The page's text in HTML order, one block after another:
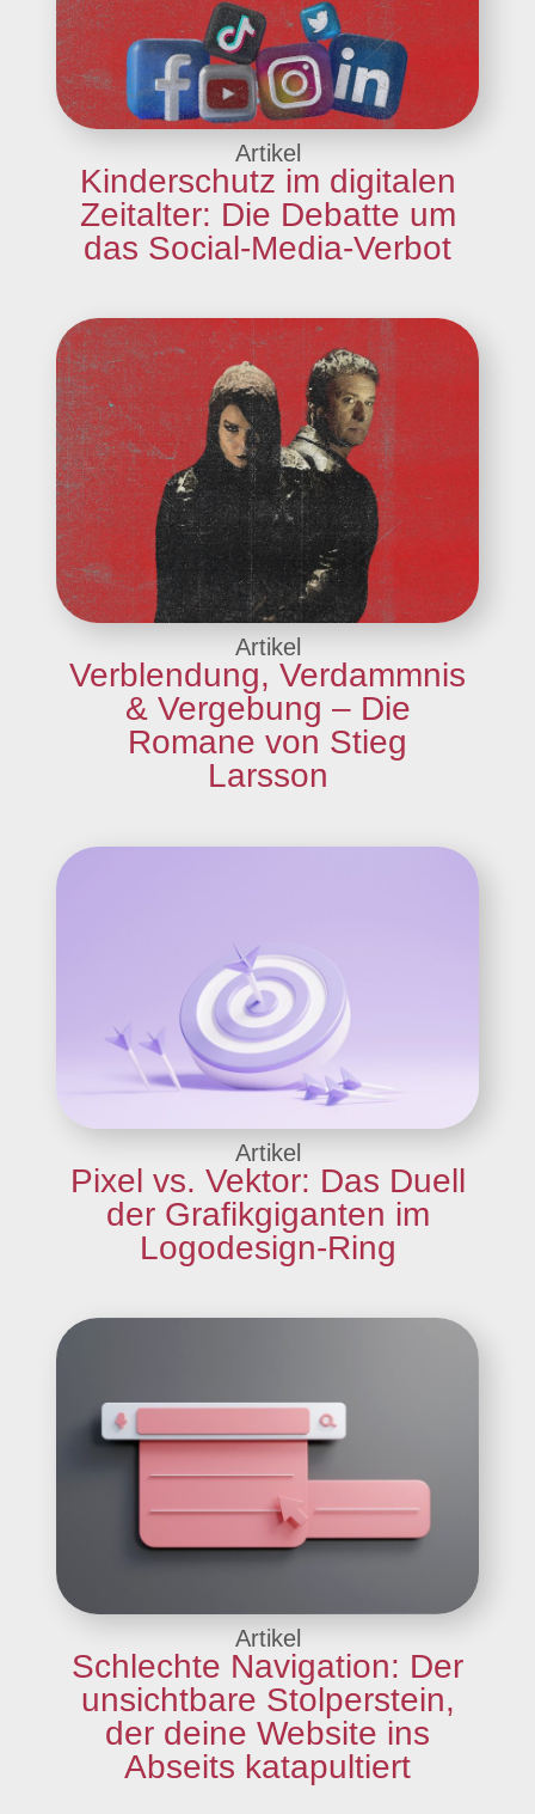
Artikel
Kinderschutz im digitalen
Zeitalter: Die Debatte um
das Social-Media-Verbot
Artikel
Verblendung, Verdammnis
& Vergebung – Die
Romane von Stieg
Larsson
Artikel
Pixel vs. Vektor: Das Duell
der Grafikgiganten im
Logodesign-Ring
Artikel
Schlechte Navigation: Der
unsichtbare Stolperstein,
der deine Website ins
Abseits katapultiert